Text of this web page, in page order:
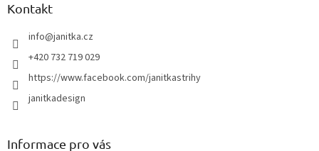
k
Kontakt
info@janitka.cz
+420 732 719 029
https://www.facebook.com/janitkastrihy
janitkadesign
Informace pro vás